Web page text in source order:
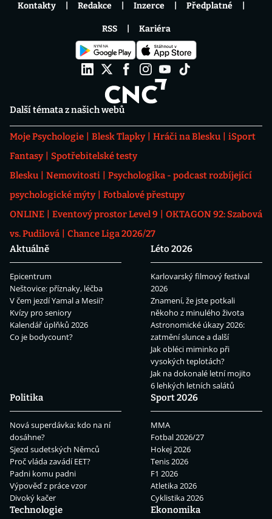
Další témata z našich webů
Moje Psychologie Blesk Tlapky Hráči na Blesku
iSport
Fantasy
Spotřebitelské testy
Blesku
Nemovitosti
Psychologika - podcast rozbíjející
psychologické mýty
Fotbalové přestupy
ONLINE
Eventový prostor Level 9
OKTAGON 92: Szabová
vs. Pudilová
Chance Liga 2026/27
Aktuálně
Epicentrum
Neštovice: příznaky, léčba
V čem jezdí Yamal a Mesii?
Kvízy pro seniory
Kalendář úplňků 2026
Co je bodycount?
Léto 2026
Karlovarský filmový festival
2026
Znamení, že jste potkali
někoho z minulého života
Astronomické úkazy 2026:
zatmění slunce a další
Jak obléci miminko při
vysokých teplotách?
Jak na dokonalé letní mojito
6 lehkých letních salátů
Politika
Nová superdávka: kdo na ní
dosáhne?
Sjezd sudetských Němců
Proč vláda zavádí EET?
Padni komu padni
Výpověď z práce vzor
Divoký kačer
Sport 2026
MMA
Fotbal 2026/27
Hokej 2026
Tenis 2026
F1 2026
Atletika 2026
Cyklistika 2026
Technologie
Ekonomika
Kontakty Redakce Inzerce Předplatné
RSS Kariéra